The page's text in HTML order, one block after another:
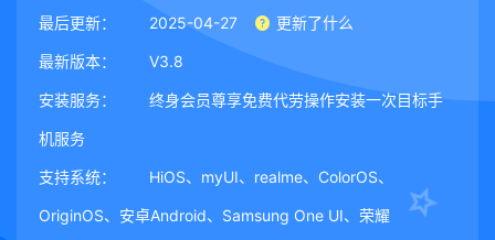
最后更新： 2025-04-27 更新了什么
最新版本： V3.8
安装服务： 终身会员尊享免费代劳操作安装一次目标手
机服务
支持系统： HiOS、myUI、realme、ColorOS、
OriginOS、安卓Android、Samsung One UI、荣耀